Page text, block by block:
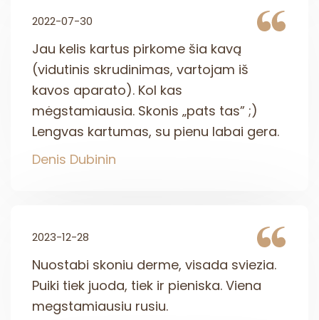
2022-07-30
Jau kelis kartus pirkome šia kavą
(vidutinis skrudinimas, vartojam iš
kavos aparato). Kol kas
mėgstamiausia. Skonis „pats tas” ;)
Lengvas kartumas, su pienu labai gera.
Denis Dubinin
2023-12-28
Nuostabi skoniu derme, visada sviezia.
Puiki tiek juoda, tiek ir pieniska. Viena
megstamiausiu rusiu.